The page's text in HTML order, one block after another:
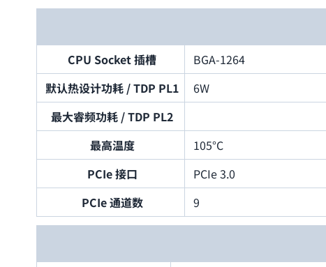
CPU Socket 插槽
BGA-1264
默认热设计功耗 / TDP PL1
6W
最大睿频功耗 / TDP PL2
最高温度
105°C
PCIe 接口
PCIe 3.0
PCIe 通道数
9